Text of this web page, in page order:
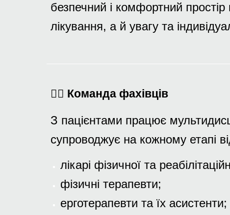
безпечний і комфортний
лікування, а й увагу та
👩‍⚕️ Команда фахівців
З пацієнтами працює
супроводжує на кожному етапі
лікарі фізичної та
фізичні терапевти;
ерготерапевти та їх асистенти;